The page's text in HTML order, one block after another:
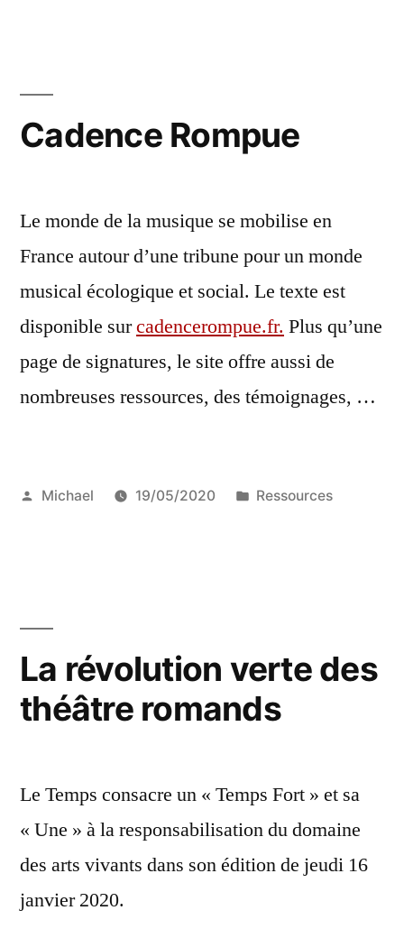
Cadence Rompue
Le monde de la musique se mobilise en
France autour d’une tribune pour un monde
musical écologique et social. Le texte est
disponible surcadencerompue.fr. Plus qu’une
page de signatures, le site offre aussi de
nombreuses ressources, des témoignages, …
Publié
Michael 19/05/2020
Publié
Ressources
La révolution verte des
théâtre romands
Le Temps consacre un « Temps Fort » et sa
« Une » à la responsabilisation du domaine
des arts vivants dans son édition de jeudi 16
janvier 2020.